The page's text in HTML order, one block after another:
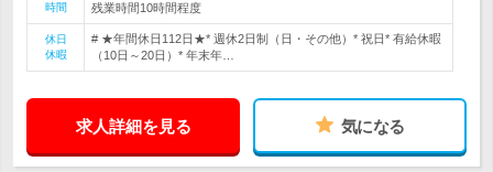
時間
残業時間10時間程度
休日
休暇
# ★年間休日112日★* 週休2日制（日・その他）* 祝日* 有給休暇
（10日～20日）* 年末年…
求人詳細を見る 気になる